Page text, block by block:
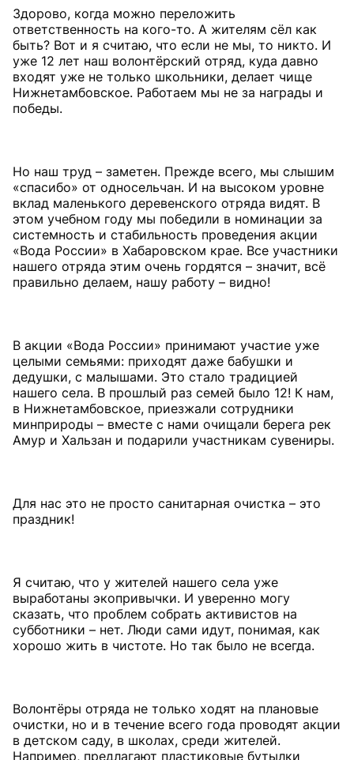
Здорово, когда можно переложить
ответственность на кого-то. А жителям сёл как
быть? Вот и я считаю, что если не мы, то никто. И
уже 12 лет наш волонтёрский отряд, куда давно
входят уже не только школьники, делает чище
Нижнетамбовское. Работаем мы не за награды и
победы.
Но наш труд – заметен. Прежде всего, мы слышим
«спасибо» от односельчан. И на высоком уровне
вклад маленького деревенского отряда видят. В
этом учебном году мы победили в номинации за
системность и стабильность проведения акции
«Вода России» в Хабаровском крае. Все участники
нашего отряда этим очень гордятся – значит, всё
правильно делаем, нашу работу – видно!
В акции «Вода России» принимают участие уже
целыми семьями: приходят даже бабушки и
дедушки, с малышами. Это стало традицией
нашего села. В прошлый раз семей было 12! К нам,
в Нижнетамбовское, приезжали сотрудники
минприроды – вместе с нами очищали берега рек
Амур и Хальзан и подарили участникам сувениры.
Для нас это не просто санитарная очистка – это
праздник!
Я считаю, что у жителей нашего села уже
выработаны экопривычки. И уверенно могу
сказать, что проблем собрать активистов на
субботники – нет. Люди сами идут, понимая, как
хорошо жить в чистоте. Но так было не всегда.
Волонтёры отряда не только ходят на плановые
очистки, но и в течение всего года проводят акции
в детском саду, в школах, среди жителей.
Например, предлагают пластиковые бутылки